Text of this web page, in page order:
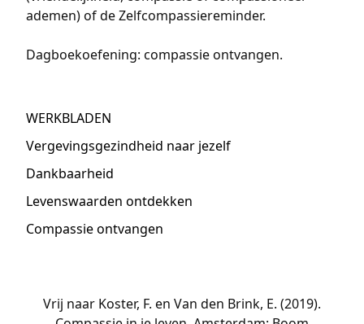
ademen) of de Zelfcompassiereminder.
Dagboekoefening: compassie ontvangen.
WERKBLADEN
Vergevingsgezindheid naar jezelf
Dankbaarheid
Levenswaarden ontdekken
Compassie ontvangen
Vrij naar Koster, F. en Van den Brink, E. (2019).